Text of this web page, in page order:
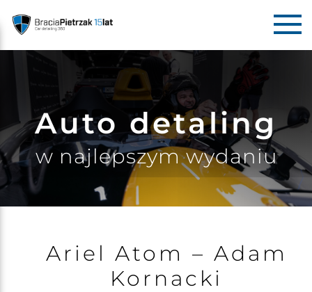
Auto detaling
w najlepszym wydaniu
Ariel Atom – Adam
Kornacki